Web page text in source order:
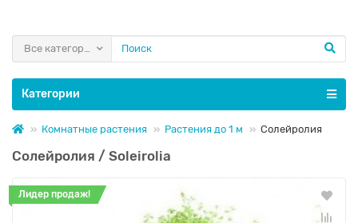
Все категории
Категории
Комнатные растения Растения до 1 м Солейролия
Солейролия / Soleirolia
Лидер продаж!